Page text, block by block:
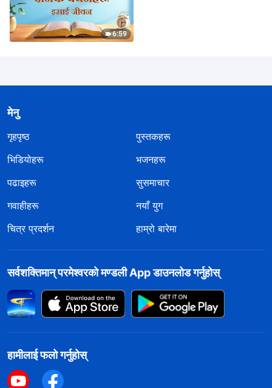
6:59
मेनु
गृहपृष्ठ
पुस्तकहरू
भिडियोहरू
भजनहरू
पढाइहरू
सुसमाचार
गवाहीहरू
नयाँ युग
चित्र प्रदर्शन
हाम्रो बारेमा
सर्वशक्तिमान्‌ परमेश्‍वरको मण्डली App डाउनलोड गर्नुहोस्
हामीलाई फलो गर्नुहोस्